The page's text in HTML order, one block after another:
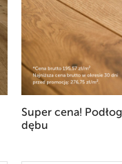
Super cena!
dębu